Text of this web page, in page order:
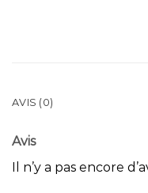
AVIS (0)
Avis
Il n’y a pas encore